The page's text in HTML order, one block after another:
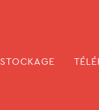
STOCKAGE